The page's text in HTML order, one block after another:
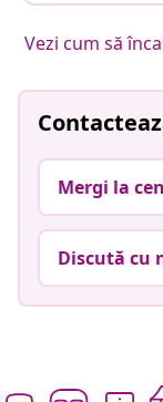
Vezi cum să
Mergi la
Discută cu